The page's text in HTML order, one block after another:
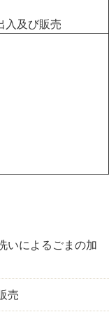
入及び販売
いによるごまの加
売